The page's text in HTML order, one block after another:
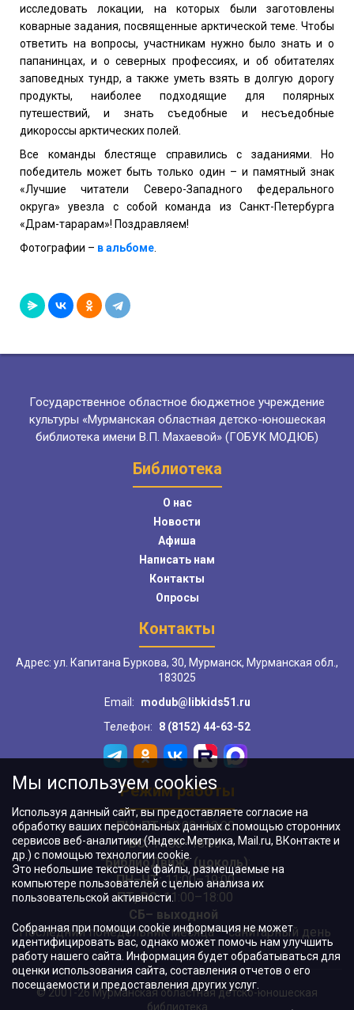
исследовать локации, на которых были заготовлены
коварные задания, посвященные арктической теме. Чтобы
ответить на вопросы, участникам нужно было знать и о
папанинцах, и о северных профессиях, и об обитателях
заповедных тундр, а также уметь взять в долгую дорогу
продукты, наиболее подходящие для полярных
путешествий, и знать съедобные и несъедобные
дикороссы арктических полей.
Все команды блестяще справились с заданиями. Но
победитель может быть только один – и памятный знак
«Лучшие читатели Северо-Западного федерального
округа» увезла с собой команда из Санкт-Петербурга
«Драм-тарарам»! Поздравляем!
Фотографии – в альбоме
Государственное областное бюджетное учреждение
культуры «Мурманская областная детско-юношеская
библиотека имени В.П. Махаевой» (ГОБУК МОДЮБ)
Библиотека
О нас
Новости
Афиша
Написать нам
Контакты
Опросы
Контакты
Адрес: ул. Капитана Буркова, 30, Мурманск, Мурманская обл.,
183025
Email:
modub@libkids51.ru
Телефон:
8 (8152) 44-63-52
Режим работы
ПН–ПТ:10:00–18:00
ВС:11:00–18:00
"БиблиоДвиж" (цоколь):
ПН–ЧТ:11:00–19:00
ПТ, ВС:11:00–18:00
СБ– выходной
Последний понедельник месяца – санитарный день
© 2001-26 Мурманская областная детско-юношеская
библиотека
Мы используем cookies
Используя данный сайт, вы предоставляете согласие на
обработку ваших персональных данных с помощью сторонних
сервисов веб-аналитики (Яндекс.Метрика, Mail.ru, ВКонтакте и
др.) с помощью технологии cookie.
Это небольшие текстовые файлы, размещаемые на
компьютере пользователей с целью анализа их
пользовательской активности.
Собранная при помощи cookie информация не может
идентифицировать вас, однако может помочь нам улучшить
работу нашего сайта. Информация будет обрабатываться для
оценки использования сайта, составления отчетов о его
посещаемости и предоставления других услуг.